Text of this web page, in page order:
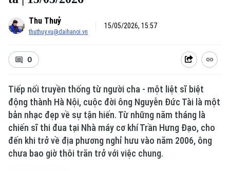
Xu hướng
Thu Thuỷ
thuthuy.vu@daihanoi.vn
15/05/2026, 15:57
0
Tiếp nối truyền thống từ người cha - một liệt sĩ biệt
động thành Hà Nội, cuộc đời ông Nguyễn Đức Tài là một
bản nhạc đẹp về sự tận hiến. Từ những năm tháng là
chiến sĩ thi đua tại Nhà máy cơ khí Trần Hưng Đạo, cho
đến khi trở về địa phương nghỉ hưu vào năm 2006, ông
chưa bao giờ thôi trăn trở với việc chung.